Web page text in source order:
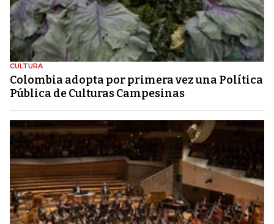
CULTURA
Colombia adopta por primera vez una Política
Pública de Culturas Campesinas